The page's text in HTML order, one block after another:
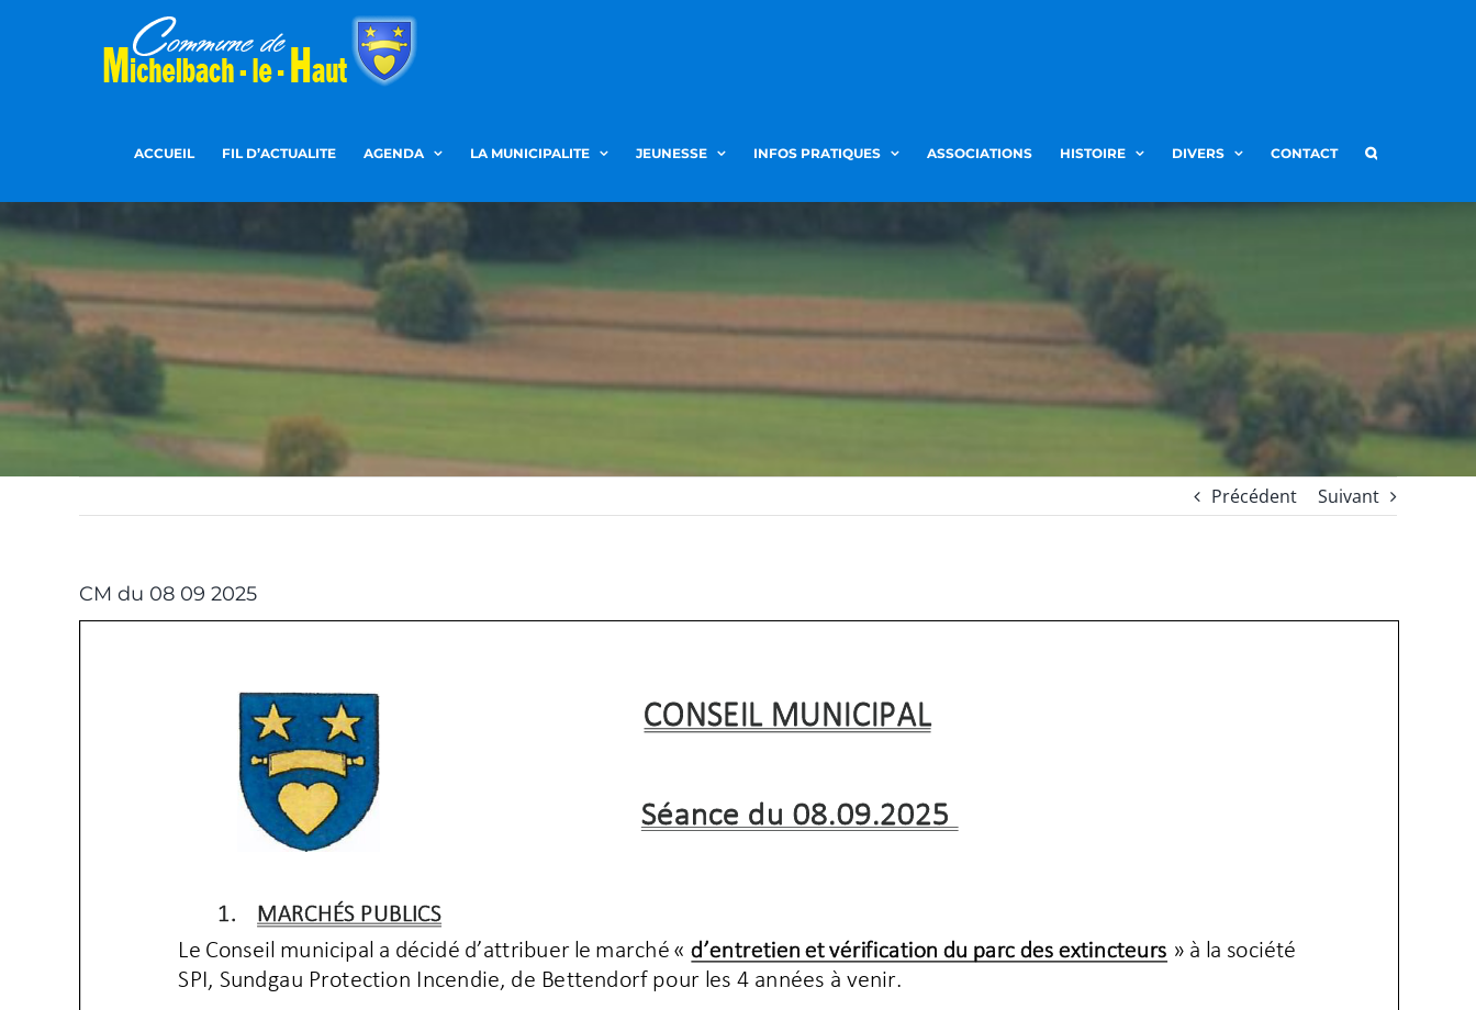
ACCUEIL FIL D’ACTUALITE AGENDA LA MUNICIPALITE JEUNESSE INFOS PRATIQUES ASSOCIATIONS HISTOIRE DIVERS CONTACT
Précédent Suivant
CM du 08 09 2025